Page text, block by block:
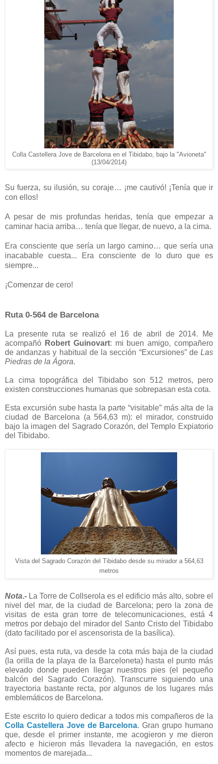
Colla Castellera Jove de Barcelona en el Tibidabo, bajo la "Avioneta"
(13/04/2014)
Su fuerza, su ilusión, su coraje… ¡me cautivó! ¡Tenía que ir
con ellos!
A pesar de mis profundas heridas, tenía que empezar a
caminar hacia arriba… tenía que llegar, de nuevo, a la cima.
Era consciente que sería un largo camino… que sería una
inacabable cuesta... Era consciente de lo duro que es
siempre...
¡Comenzar de cero!
Ruta 0-564 de Barcelona
La presente ruta se realizó el 16 de abril de 2014. Me
acompañó Robert Guinovart: mi buen amigo, compañero
de andanzas y habitual de la sección “Excursiones” de Las
Piedras de la Ágora.
La cima topográfica del Tibidabo son 512 metros, pero
existen construcciones humanas que sobrepasan esta cota.
Esta excursión sube hasta la parte “visitable” más alta de la
ciudad de Barcelona (a 564,63 m): el mirador, construido
bajo la imagen del Sagrado Corazón, del Templo Expiatorio
del Tibidabo.
Vista del Sagrado Corazón del Tibidabo desde su mirador a 564,63
metros
Nota.- La Torre de Collserola es el edificio más alto, sobre el
nivel del mar, de la ciudad de Barcelona; pero la zona de
visitas de esta gran torre de telecomunicaciones, está 4
metros por debajo del mirador del Santo Cristo del Tibidabo
(dato facilitado por el ascensorista de la basílica).
Así pues, esta ruta, va desde la cota más baja de la ciudad
(la orilla de la playa de la Barceloneta) hasta el punto más
elevado donde pueden llegar nuestros pies (el pequeño
balcón del Sagrado Corazón). Transcurre siguiendo una
trayectoria bastante recta, por algunos de los lugares más
emblemáticos de Barcelona.
Este escrito lo quiero dedicar a todos mis compañeros de la
Colla Castellera Jove de Barcelona. Gran grupo humano
que, desde el primer instante, me acogieron y me dieron
afecto e hicieron más llevadera la navegación, en estos
momentos de marejada...